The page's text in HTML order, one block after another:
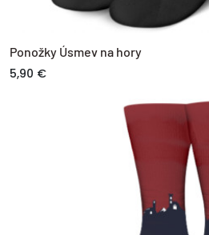
Ponožky Úsmev na hory
5,90 €